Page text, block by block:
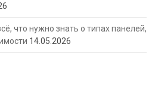
что нужно знать о типах панелей,
14.05.2026